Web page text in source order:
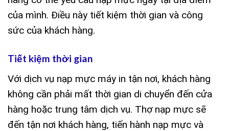
của mình. Điều này tiết kiệm thời gian và công
sức của khách hàng.
Tiết kiệm thời gian
Với dịch vụ nạp mực máy in tận nơi, khách hàng
không cần phải mất thời gian di chuyển đến cửa
hàng hoặc trung tâm dịch vụ. Thợ nạp mực sẽ
đến tận nơi khách hàng, tiến hành nạp mực và